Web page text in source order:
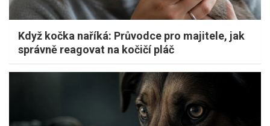
Když kočka naříká: Průvodce pro majitele, jak
správně reagovat na kočičí pláč